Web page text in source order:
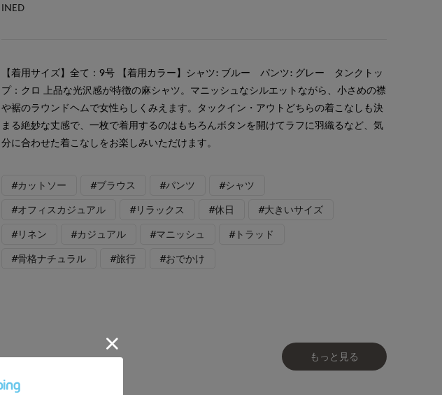
INED
【着用サイズ】全て：9号 【着用カラー】シャツ: ブルー パンツ: グレー タンクトッ
プ：クロ 上品な光沢感が特徴の麻シャツ。マニッシュなシルエットながら、小さめの襟
や裾のラウンドヘムで女性らしくみえます。タックイン・アウトどちらの着こなしも決
まる絶妙な丈感で、一枚で着用するのはもちろんボタンを開けてラフに羽織るなど、気
分に合わせた着こなしをお楽しみいただけます。
#カットソー #ブラウス #パンツ #シャツ
#オフィスカジュアル #リラックス #休日 #大きいサイズ
#リネン #カジュアル #マニッシュ #トラッド
#骨格ナチュラル #旅行 #おでかけ
もっと見る